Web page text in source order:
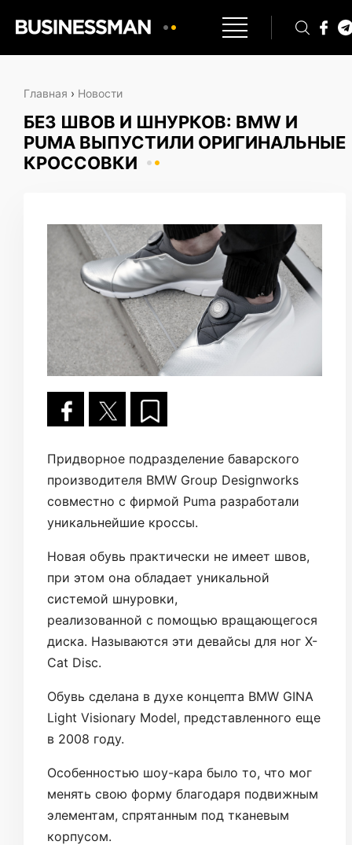
Главная › Новости
БЕЗ ШВОВ И ШНУРКОВ: BMW И
PUMA ВЫПУСТИЛИ ОРИГИНАЛЬНЫЕ
КРОССОВКИ
Придворное подразделение баварского
производителя BMW Group Designworks
совместно с фирмой Puma разработали
уникальнейшие кроссы.
Новая обувь практически не имеет швов,
при этом она обладает уникальной
системой шнуровки,
реализованной с помощью вращающегося
диска. Называются эти девайсы для ног X-
Cat Disc.
Обувь сделана в духе концепта BMW GINA
Light Visionary Model, представленного еще
в 2008 году.
Особенностью шоу-кара было то, что мог
менять свою форму благодаря подвижным
элементам, спрятанным под тканевым
корпусом.